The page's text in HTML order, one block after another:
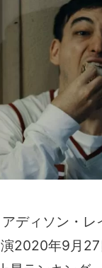
ディソン・レ
2020年9月27